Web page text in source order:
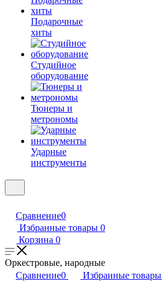
Подарочные
хиты
Студийное
оборудование
Тюнеры и
метрономы
Ударные
инструменты
Сравнение0
Избранные товары 0
Корзина 0
Оркестровые, народные
Сравнение0 Избранные товары